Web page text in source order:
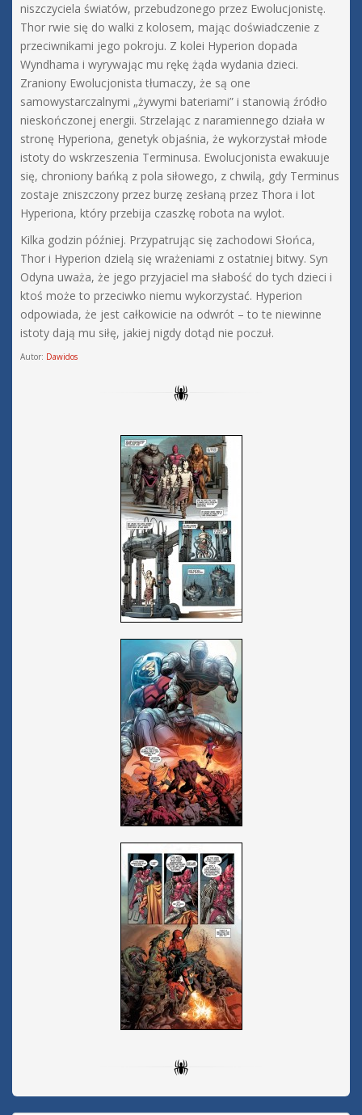
niszczyciela światów, przebudzonego przez Ewolucjonistę.
Thor rwie się do walki z kolosem, mając doświadczenie z
przeciwnikami jego pokroju. Z kolei Hyperion dopada
Wyndhama i wyrywając mu rękę żąda wydania dzieci.
Zraniony Ewolucjonista tłumaczy, że są one
samowystarczalnymi „żywymi bateriami” i stanowią źródło
nieskończonej energii. Strzelając z naramiennego działa w
stronę Hyperiona, genetyk objaśnia, że wykorzystał młode
istoty do wskrzeszenia Terminusa. Ewolucjonista ewakuuje
się, chroniony bańką z pola siłowego, z chwilą, gdy Terminus
zostaje zniszczony przez burzę zesłaną przez Thora i lot
Hyperiona, który przebija czaszkę robota na wylot.
Kilka godzin później. Przypatrując się zachodowi Słońca,
Thor i Hyperion dzielą się wrażeniami z ostatniej bitwy. Syn
Odyna uważa, że jego przyjaciel ma słabość do tych dzieci i
ktoś może to przeciwko niemu wykorzystać. Hyperion
odpowiada, że jest całkowicie na odwrót – to te niewinne
istoty dają mu siłę, jakiej nigdy dotąd nie poczuł.
Autor: Dawidos